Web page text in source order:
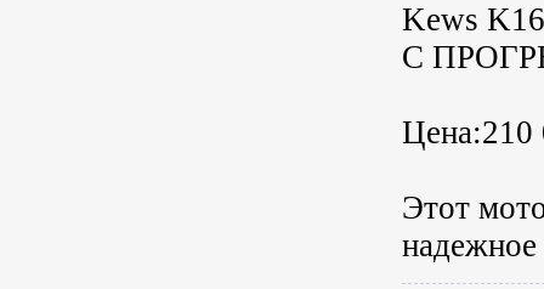
Kews
С
Цена:210
Этот
надежное